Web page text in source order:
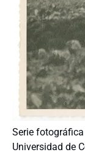
Serie
Universidad de